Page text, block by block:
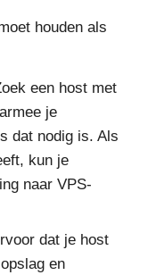
houden als
een host met
je
dat nodig is. Als
kun je
naar VPS-
dat je host
en